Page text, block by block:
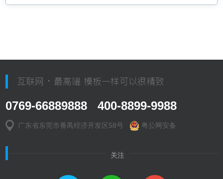
互联网 · 最高端 模板一样可以很精致
0769-66889888 400-8899-9988
广东省东莞市番禺经济开发区58号 粤公网安备
关注